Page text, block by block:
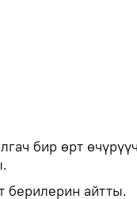
бир өрт
айтты.